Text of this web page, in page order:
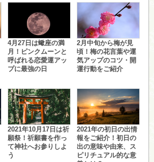
4月27日は蠍座の満
月！ピンクムーンと
呼ばれる恋愛運アッ
プに最強の日
2月中旬から梅が見
頃！梅の花言葉や運
気アップのコツ・開
運行動をご紹介
2021年10月17日は祈
願祭！祈願書を作っ
て神社へお参りしよ
う
2021年の初日の出情
報をご紹介！初日の
出の意味や由来、ス
ピリチュアル的な意